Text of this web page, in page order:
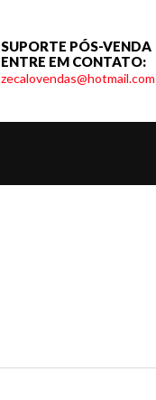
SUPORTE PÓS-VENDA
ENTRE EM CONTATO:
zecalovendas@hotmail.com